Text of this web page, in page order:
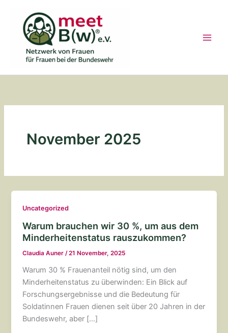
springen
November 2025
Uncategorized
Warum brauchen wir 30 %, um aus dem
Minderheitenstatus rauszukommen?
Claudia Auner /21 November, 2025
Warum 30 % Frauenanteil nötig sind, um den
Minderheitenstatus zu überwinden: Ein Blick auf
Forschungsergebnisse und die Bedeutung für
Soldatinnen Frauen dienen seit über 20 Jahren in der
Bundeswehr, aber […]